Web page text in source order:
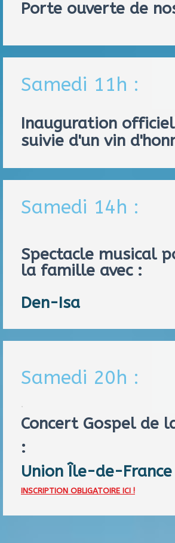
Porte ouverte de
Samedi 11h :
Inauguration
suivie d'un vin
Samedi 14h :
Spectacle musical
la famille avec :
Den-Isa
Samedi 20h :
.
Concert Gospel de
:
Union Île-de-France
INSCRIPTION OBLIGATOIRE ICI !